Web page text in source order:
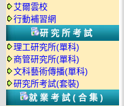
艾爾雲校
行動補習網
研究所考試
理工研究所(單科)
商管研究所(單科)
文科藝術傳播(單科)
研究所考試(套裝)
就業考試(合集)